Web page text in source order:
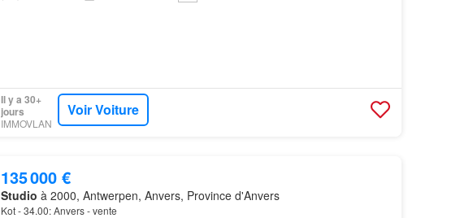
Il y a 30+
jours
IMMOVLAN
Voir Voiture
135 000 €
Studio à 2000, Antwerpen, Anvers, Province d'Anvers
Kot - 34.00: Anvers - vente